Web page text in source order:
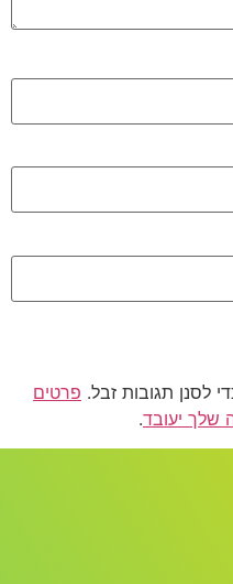
פרטים
שלך יעובד.